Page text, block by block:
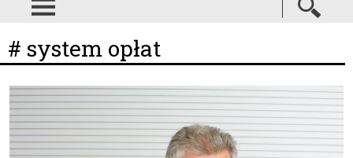
# system opłat